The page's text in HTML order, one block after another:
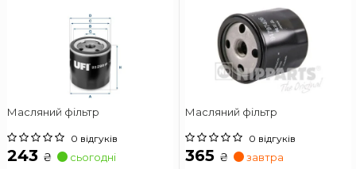
Масляний фільтр
0 відгуків
243 ₴ сьогодні
Масляний фільтр
0 відгуків
365 ₴ завтра